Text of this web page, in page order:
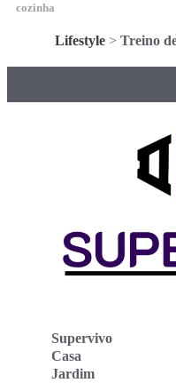
cozinha
Lifestyle> Treino
Supervivo
Casa
Jardim